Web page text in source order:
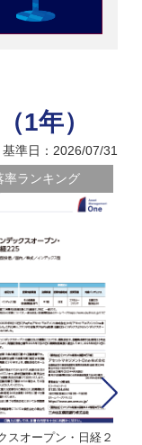
1年）
基準日：2026/07/31
率ランキング
スオープン・日経２